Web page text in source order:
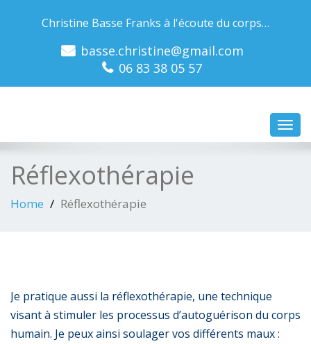
Christine Basse Franks à l'écoute du corps…
basse.christine@gmail.com
06 83 38 05 57
Réflexothérapie
Home Réflexothérapie
Je pratique aussi la réflexothérapie, une technique
visant à stimuler les processus d’autoguérison du corps
humain. Je peux ainsi soulager vos différents maux :